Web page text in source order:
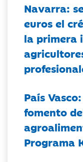
Navarra:
euros el
la primera
País
fomento
Programa